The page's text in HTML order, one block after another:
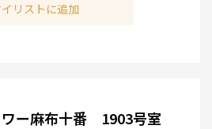
リストに追加
ワー麻布十番 1903号室